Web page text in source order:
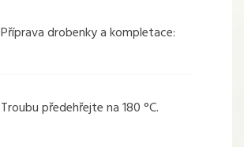
Příprava drobenky a kompletace:
Troubu předehřejte na 180 °C.